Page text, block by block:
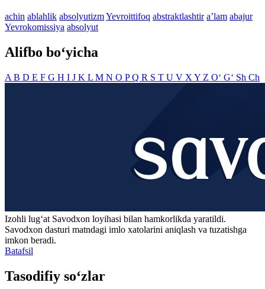
achin ablahlik absolyutizmYevroittifoq abstraktlashtir aʼlam abajur
Yevrokomissiya absolyut
Alifbo bo‘yicha
A B D E F G H I J K L M N O PQ R S T U V X Y Z O‘ G‘ Sh Ch
Izohli lugʻat Savodxon loyihasi bilan hamkorlikda yaratildi.
Savodxon dasturi matndagi imlo xatolarini aniqlash va tuzatishga
imkon beradi.
Batafsil
Tasodifiy so‘zlar